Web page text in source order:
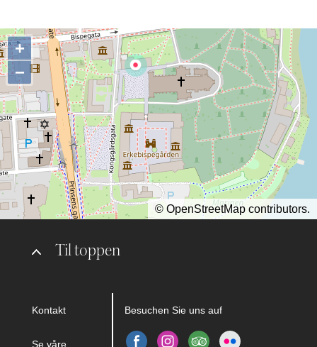
Til toppen
Kontakt
Se våre
Besuchen Sie uns auf
+
−
© OpenStreetMap contributors.